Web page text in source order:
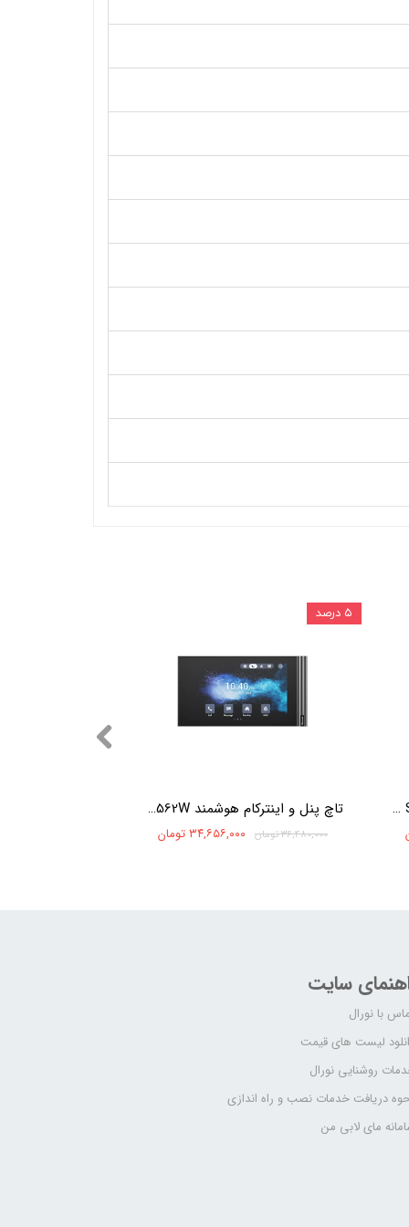
تاچ پنل و اینترکام هوشمند Akuvox S562W
۳۶,۴۸۰,۰۰۰ تومان ۳۴,۶۵۶,۰۰۰ تومان
۵ درصد
تاچ پنل و اینترکام هوشمند Akuvox S563
سایت
با نورال
لیست های قیمت
روشنایی نورال
دریافت خدمات نصب و راه اندازی
مای لابی من